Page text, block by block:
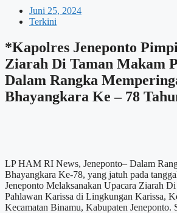
Juni 25, 2024
Terkini
*Kapolres Jeneponto
Ziarah Di Taman Makam
Dalam Rangka
Bhayangkara Ke – 78
LP HAM RI News, Jeneponto– Dalam
Bhayangkara Ke-78, yang jatuh pada
Jeneponto Melaksanakan Upacara Ziarah
Pahlawan Karissa di Lingkungan Karissa,
Kecamatan Binamu, Kabupaten Jeneponto.